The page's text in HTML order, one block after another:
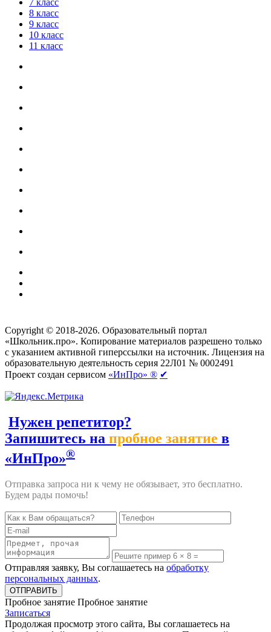
7 класс
8 класс
9 класс
10 класс
11 класс
Copyright © 2018-2026. Образовательный портал
«Школьник.про». Копирование материалов разрешено только
с указанием активной гиперссылки на источник. Лицензия на
образовательную деятельность серия 22Л01 № 0002491
Проект создан сервисом «ИнПро» ® ✔
Нужен репетитор?
Запишитесь на пробное занятие в
«ИнПро»®
Отправка запроса ни к чему не обязывает, это бесплатно.
Будем рады помочь!
Отправляя заявку, Вы соглашаетесь на обработку
персональных данных.
Пробное занятие Пробное занятие
Записаться
Продолжая просмотр этого сайта, Вы соглашаетесь на